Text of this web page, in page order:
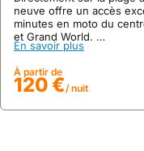
neuve offre un accès
minutes en moto du
et Grand World.
Cette location de villa,
chambres avec vue
service de transfert
En savoir plus
À partir de
120 €/ nuit